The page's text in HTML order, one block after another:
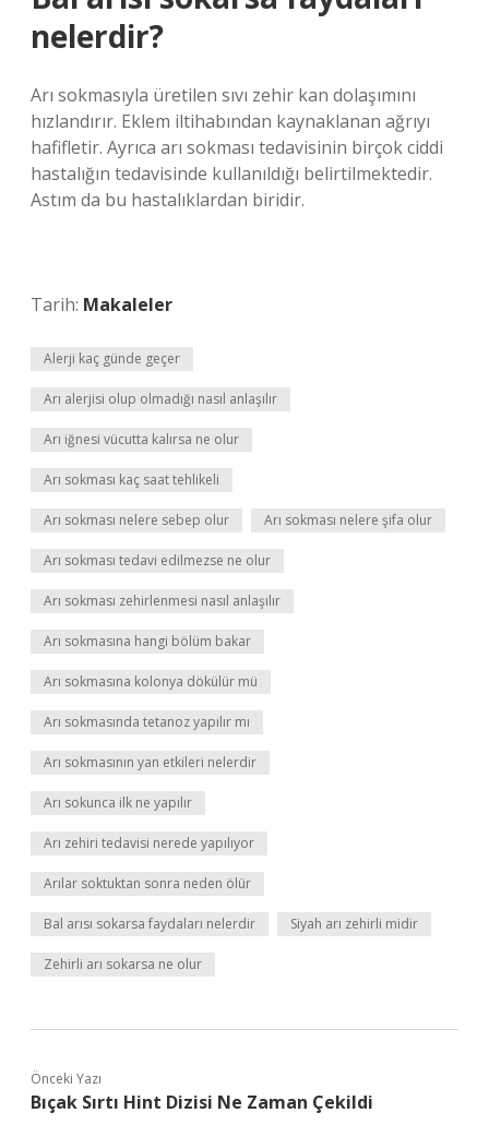
nelerdir?
Arı sokmasıyla üretilen sıvı zehir kan dolaşımını
hızlandırır. Eklem iltihabından kaynaklanan ağrıyı
hafifletir. Ayrıca arı sokması tedavisinin birçok ciddi
hastalığın tedavisinde kullanıldığı belirtilmektedir.
Astım da bu hastalıklardan biridir.
Tarih: Makaleler
Alerji kaç günde geçer
Arı alerjisi olup olmadığı nasıl anlaşılır
Arı iğnesi vücutta kalırsa ne olur
Arı sokması kaç saat tehlikeli
Arı sokması nelere sebep olur Arı sokması nelere şifa olur
Arı sokması tedavi edilmezse ne olur
Arı sokması zehirlenmesi nasıl anlaşılır
Arı sokmasına hangi bölüm bakar
Arı sokmasına kolonya dökülür mü
Arı sokmasında tetanoz yapılır mı
Arı sokmasının yan etkileri nelerdir
Arı sokunca ilk ne yapılır
Arı zehiri tedavisi nerede yapılıyor
Arılar soktuktan sonra neden ölür
Bal arısı sokarsa faydaları nelerdir Siyah arı zehirli midir
Zehirli arı sokarsa ne olur
Önceki Yazı
Bıçak Sırtı Hint Dizisi Ne Zaman Çekildi